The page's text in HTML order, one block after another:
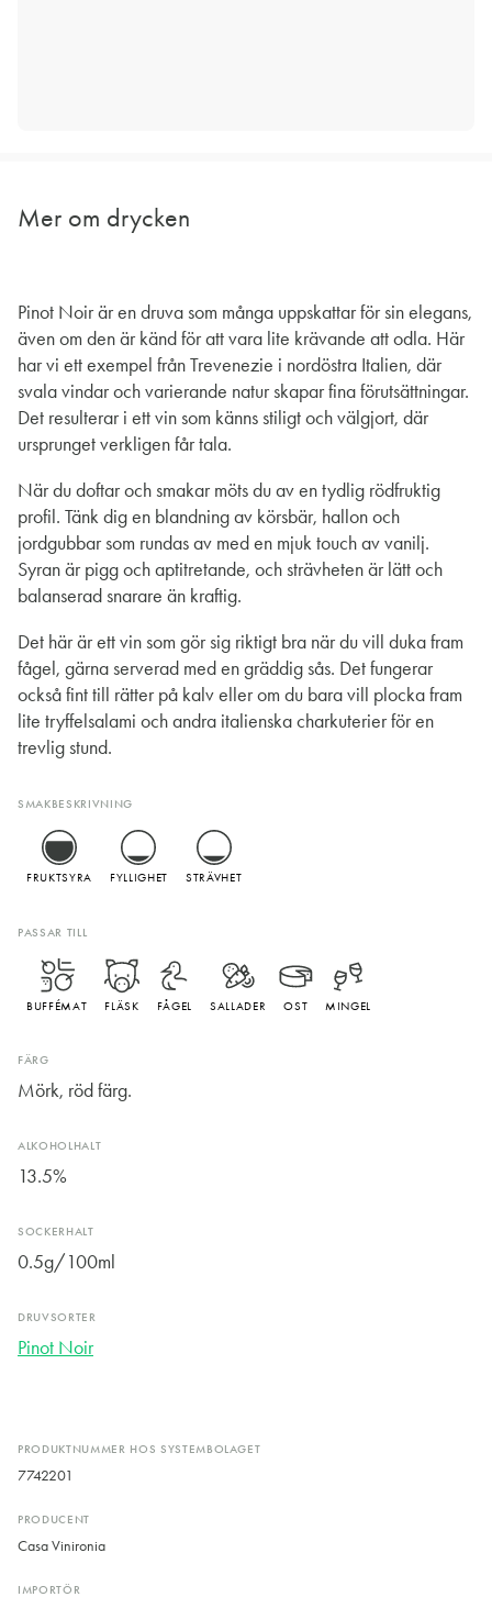
Mer om drycken
PRODUKTNUMMER HOS SYSTEMBOLAGET
7742201
PRODUCENT
Casa Vinironia
IMPORTÖR
Pinot Noir är en druva som många uppskattar för sin elegans,
även om den är känd för att vara lite krävande att odla. Här
har vi ett exempel från Trevenezie i nordöstra Italien, där
svala vindar och varierande natur skapar fina förutsättningar.
Det resulterar i ett vin som känns stiligt och välgjort, där
ursprunget verkligen får tala.
När du doftar och smakar möts du av en tydlig rödfruktig
profil. Tänk dig en blandning av körsbär, hallon och
jordgubbar som rundas av med en mjuk touch av vanilj.
Syran är pigg och aptitretande, och strävheten är lätt och
balanserad snarare än kraftig.
Det här är ett vin som gör sig riktigt bra när du vill duka fram
fågel, gärna serverad med en gräddig sås. Det fungerar
också fint till rätter på kalv eller om du bara vill plocka fram
lite tryffelsalami och andra italienska charkuterier för en
trevlig stund.
SMAKBESKRIVNING
FRUKTSYRA FYLLIGHET STRÄVHET
PASSAR TILL
BUFFÉMAT FLÄSK FÅGEL SALLADER OST MINGEL
FÄRG
Mörk, röd färg.
ALKOHOLHALT
13.5%
SOCKERHALT
0.5g/100ml
DRUVSORTER
Pinot Noir